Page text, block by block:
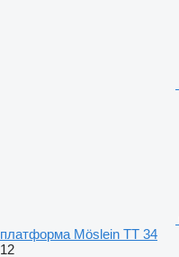
платформа Möslein TT 34
12